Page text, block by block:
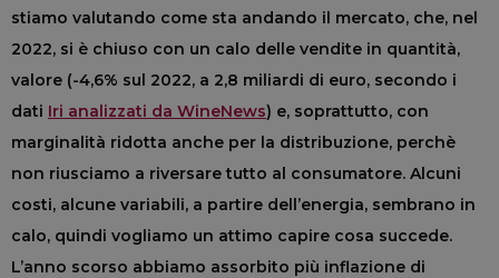
stiamo valutando come sta andando il mercato, che, nel
2022, si è chiuso con un calo delle vendite in quantità,
valore (-4,6% sul 2022, a 2,8 miliardi di euro, secondo i
dati Iri analizzati da WineNews) e, soprattutto, con
marginalità ridotta anche per la distribuzione, perchè
non riusciamo a riversare tutto al consumatore. Alcuni
costi, alcune variabili, a partire dell’energia, sembrano in
calo, quindi vogliamo un attimo capire cosa succede.
L’anno scorso abbiamo assorbito più inflazione di